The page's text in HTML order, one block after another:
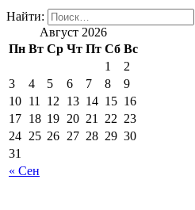
Найти:
Август 2026
Пн Вт Ср Чт Пт Сб Вс
« Сен
1
2
3
4 5 6 7 8
9
10 11 12 13 14 15 16
17 18 19 20 21 22 23
24 25 26 27 28 29 30
31